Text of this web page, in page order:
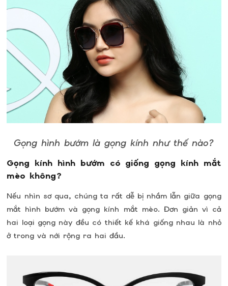
Gọng hình bướm là gọng kính như thế nào?
Gọng kính hình bướm có giống gọng kính mắt
mèo không?
Nếu nhìn sơ qua, chúng ta rất dễ bị nhầm lẫn giữa gọng
mắt hình bướm và gọng kính mắt mèo. Đơn giản vì cả
hai loại gọng này đều có thiết kế khá giống nhau là nhỏ
ở trong và nới rộng ra hai đầu.